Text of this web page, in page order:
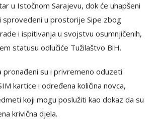
u Istočnom Sarajevu, dok će uhapšeni
sprovedeni u prostorije Sipe zbog
i ispitivanja u svojstvu osumnjičenih,
statusu odlučiće Tužilaštvo BiH.
pronađeni su i privremeno oduzeti
kartice i određena količina novca,
koji mogu poslužiti kao dokaz da su
krivična djela.